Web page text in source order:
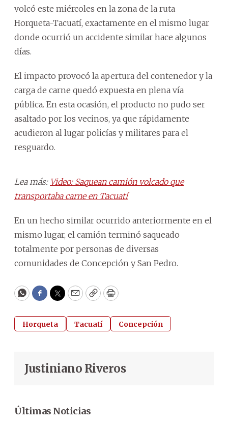
volcó este miércoles en la zona de la ruta
Horqueta-Tacuatí, exactamente en el mismo lugar
donde ocurrió un accidente similar hace algunos
días.
El impacto provocó la apertura del contenedor y la
carga de carne quedó expuesta en plena vía
pública. En esta ocasión, el producto no pudo ser
asaltado por los vecinos, ya que rápidamente
acudieron al lugar policías y militares para el
resguardo.
Lea más: Video: Saquean camión volcado que
transportaba carne en Tacuatí
En un hecho similar ocurrido anteriormente en el
mismo lugar, el camión terminó saqueado
totalmente por personas de diversas
comunidades de Concepción y San Pedro.
WhatsApp
Facebook
Twitter
EmailCopyPrint
Horqueta Tacuatí Concepción
Justiniano Riveros
Últimas Noticias